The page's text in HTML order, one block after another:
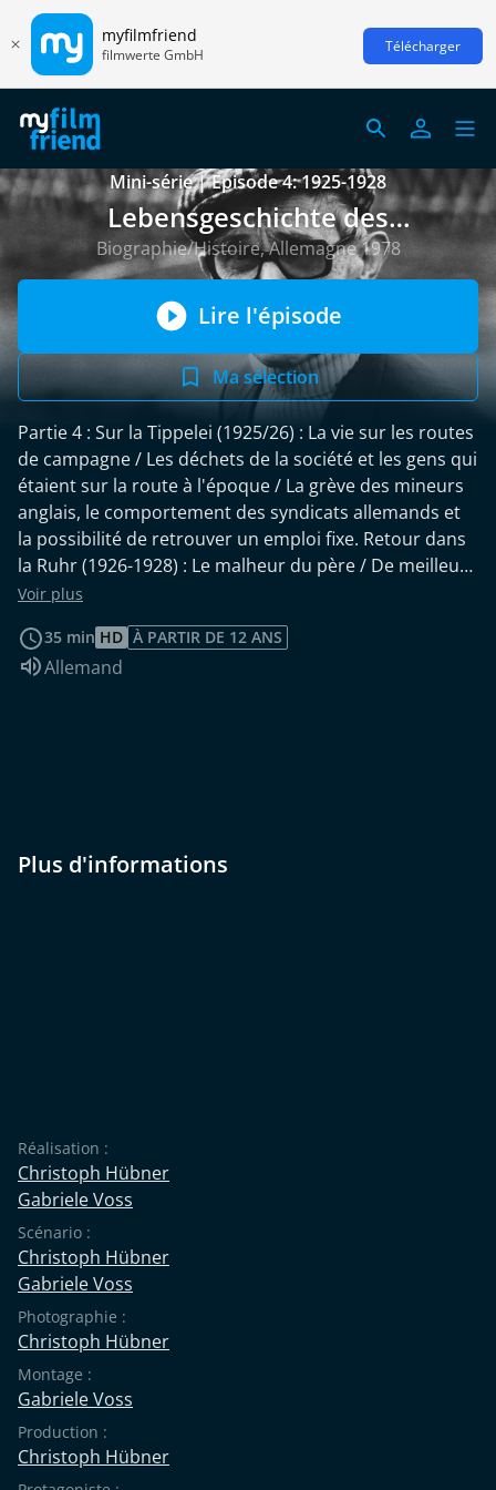
myfilmfriend
filmwerte GmbH Télécharger
Mini-série | Episode 4: 1925-1928
Lebensgeschichte des
Bergarbeiters Alphons S.
Biographie/Histoire, Allemagne 1978
Lire l'épisode
Ma sélection
Partie 4 : Sur la Tippelei (1925/26) : La vie sur les routes
de campagne / Les déchets de la société et les gens qui
étaient sur la route à l'époque / La grève des mineurs
anglais, le comportement des syndicats allemands et
la possibilité de retrouver un emploi fixe. Retour dans
la Ruhr (1926-1928) : Le malheur du père / De meilleurs
revenus et de la possibilité de se voir / Les années «
contacts avec le mouvement ouvrier / Le « radicalisme
de gauche » et l'émergence d'une conscience politique.
Voir plus
35 min HD À PARTIR DE 12 ANS
Audio :
Allemand
Plus d'informations
Réalisation :
Christoph Hübner
Gabriele Voss
Scénario :
Christoph Hübner
Gabriele Voss
Photographie :
Christoph Hübner
Montage :
Gabriele Voss
Production :
Christoph Hübner